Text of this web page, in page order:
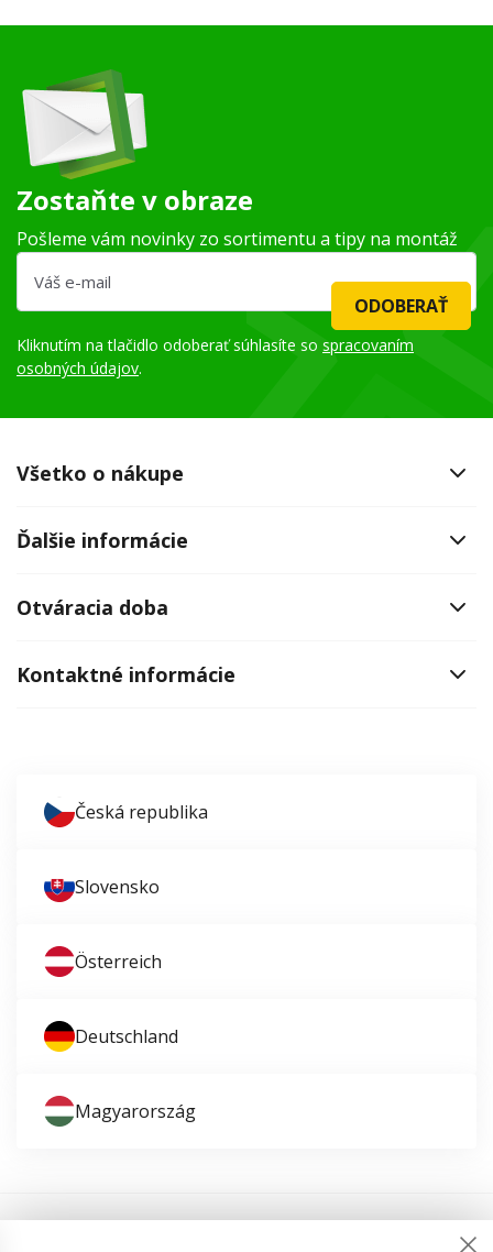
Zostaňte v obraze
Pošleme vám novinky zo sortimentu a tipy na montáž
ODOBERAŤ
Kliknutím na tlačidlo odoberať súhlasíte so spracovaním
osobných údajov.
Všetko o nákupe
Ďalšie informácie
Otváracia doba
Kontaktné informácie
Česká republika
Slovensko
Österreich
Deutschland
Magyarország